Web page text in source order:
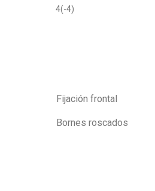
4(-4)
Fijación frontal
Bornes roscados